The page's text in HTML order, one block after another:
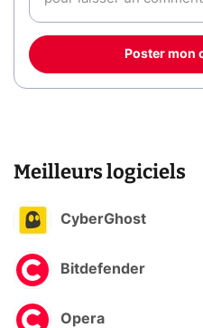
Poster mon
Meilleurs logiciels
CyberGhost
Bitdefender
Opera